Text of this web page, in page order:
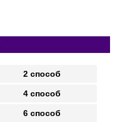
2 способ
4 способ
6 способ